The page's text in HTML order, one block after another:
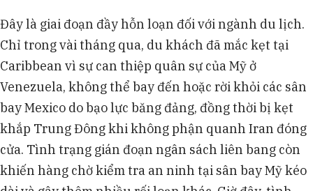
Đây là giai đoạn đầy hỗn loạn đối với ngành du lịch.
Chỉ trong vài tháng qua, du khách đã mắc kẹt tại
Caribbean vì sự can thiệp quân sự của Mỹ ở
Venezuela, không thể bay đến hoặc rời khỏi các sân
bay Mexico do bạo lực băng đảng, đồng thời bị kẹt
khắp Trung Đông khi không phận quanh Iran đóng
cửa. Tình trạng gián đoạn ngân sách liên bang còn
khiến hàng chờ kiểm tra an ninh tại sân bay Mỹ kéo